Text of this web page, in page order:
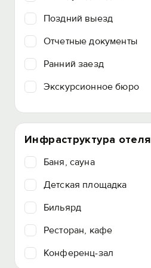
Поздний выезд
Отчетные документы
Ранний заезд
Экскурсионное бюро
Инфраструктура отеля
Баня, сауна
Детская площадка
Бильярд
Ресторан, кафе
Конференц-зал